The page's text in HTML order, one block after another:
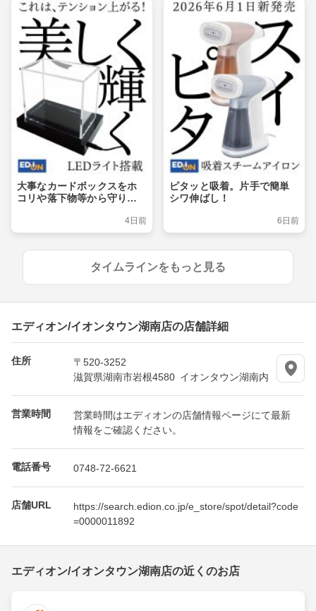
大事なカードボックスをホ
コリや落下物等から守りつ
4日前
ピタッと吸着。片手で簡単
シワ伸ばし！
6日前
タイムラインをもっと見る
エディオン/イオンタウン湖南店の店舗詳細
住所
〒520-3252
滋賀県湖南市岩根4580 イオンタウン湖南内
営業時間
営業時間はエディオンの店舗情報ページにて最新
情報をご確認ください。
電話番号 0748-72-6621
店舗URL
https://search.edion.co.jp/e_store/spot/detail?code
=0000011892
エディオン/イオンタウン湖南店の近くのお店